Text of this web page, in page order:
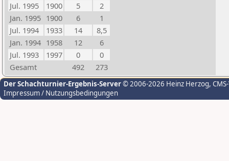
Jul. 1995
1900 5
2
Jan. 1995 1900 6
1
Jul. 1994
1933 14
8,5
Jan. 1994 1958 12
6
Jul. 1993
1997 0
0
Gesamt
492 273
Der Schachturnier-Ergebnis-Server© 2006-2026 Heinz Herzog,
Impressum / Nutzungsbedingungen